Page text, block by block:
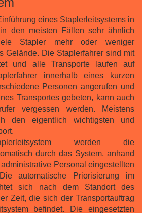
eines Staplerleitsystems in
den meisten Fällen sehr ähnlich
Stapler mehr oder weniger
Gelände. Die Staplerfahrer sind mit
und alle Transporte laufen auf
innerhalb eines kurzen
Personen angerufen und
Transportes gebeten, kann auch
vergessen werden. Meistens
den eigentlich wichtigsten und
werden die
durch das System, anhand
Personal eingestellten
automatische Priorisierung im
sich nach dem Standort des
Zeit, die sich der Transportauftrag
befindet. Die eingesetzten